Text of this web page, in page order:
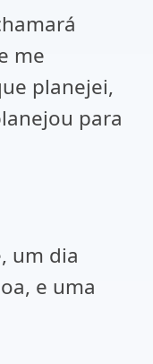
me
planejei,
para
um dia
e uma